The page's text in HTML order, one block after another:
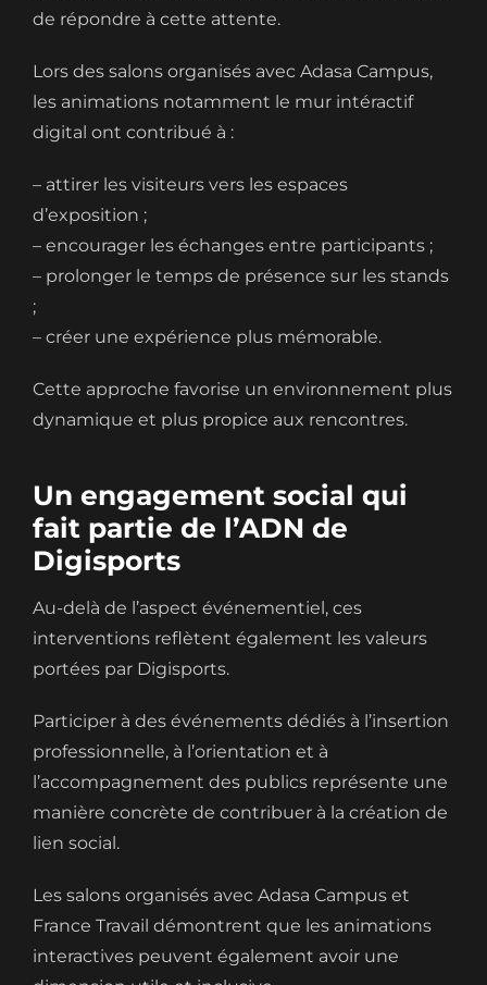
de répondre à cette attente.
Lors des salons organisés avec Adasa Campus,
les animations notamment le mur intéractif
digital ont contribué à :
– attirer les visiteurs vers les espaces
d’exposition ;
– encourager les échanges entre participants ;
– prolonger le temps de présence sur les stands
;
– créer une expérience plus mémorable.
Cette approche favorise un environnement plus
dynamique et plus propice aux rencontres.
Un engagement social qui
fait partie de l’ADN de
Digisports
Au-delà de l’aspect événementiel, ces
interventions reflètent également les valeurs
portées par Digisports.
Participer à des événements dédiés à l’insertion
professionnelle, à l’orientation et à
l’accompagnement des publics représente une
manière concrète de contribuer à la création de
lien social.
Les salons organisés avec Adasa Campus et
France Travail démontrent que les animations
interactives peuvent également avoir une